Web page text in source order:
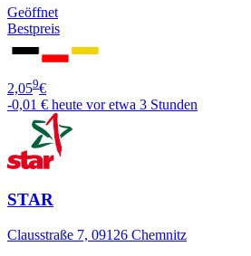
Geöffnet
Bestpreis
2,059€
-0,01 € heute vor etwa 3 Stunden
STAR
Clausstraße 7, 09126 Chemnitz